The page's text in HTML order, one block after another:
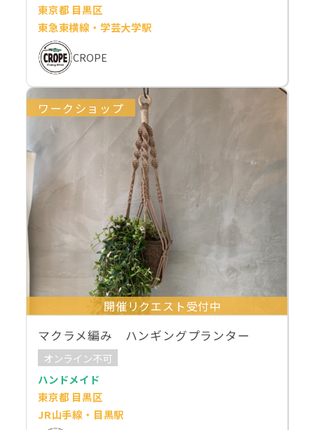
東京都 目黒区
東急東横線・学芸大学駅
CROPE
ワークショップ
開催リクエスト受付中
マクラメ編み ハンギングプランター
オンライン不可
ハンドメイド
東京都 目黒区
JR山手線・目黒駅